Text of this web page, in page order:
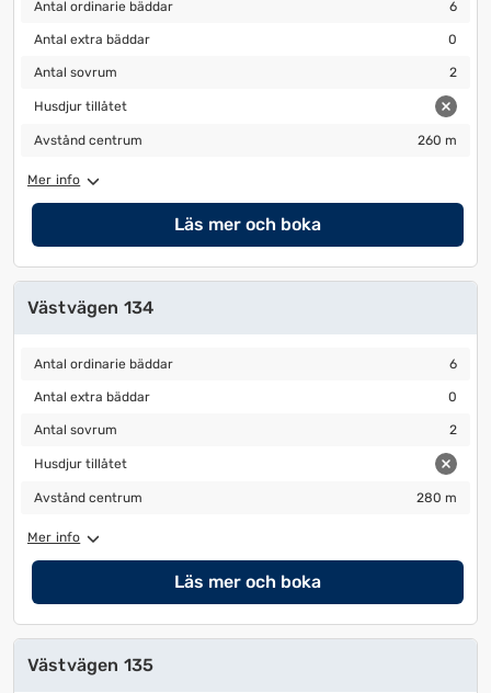
Antal ordinarie bäddar 6
Antal extra bäddar
Antal extra bäddar 0
Antal sovrum
Antal sovrum 2
Husdjur tillåtet
Husdjur tillåtet
Avstånd centrum
Avstånd centrum 260 m
Mer info
Läs mer och boka
Västvägen 134
Antal ordinarie bäddar
Antal ordinarie bäddar 6
Antal extra bäddar
Antal extra bäddar 0
Antal sovrum
Antal sovrum 2
Husdjur tillåtet
Husdjur tillåtet
Avstånd centrum
Avstånd centrum 280 m
Mer info
Läs mer och boka
Västvägen 135